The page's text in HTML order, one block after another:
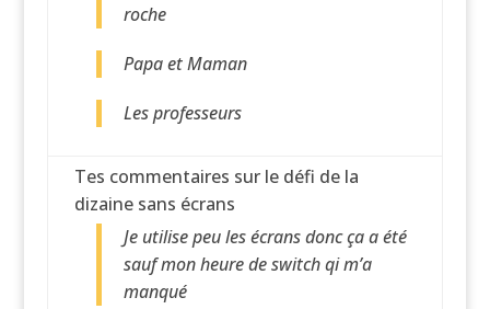
roche
Papa et Maman
Les professeurs
Tes commentaires sur le défi de la
dizaine sans écrans
Je utilise peu les écrans donc ça a été
sauf mon heure de switch qi m’a
manqué